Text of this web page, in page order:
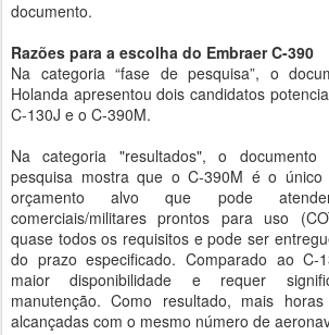
documento.
Razões para a escolha do Embraer C-390
Na categoria “fase de pesquisa”, o
Holanda apresentou dois candidatos
C-130J e o C-390M.
Na categoria "resultados", o
pesquisa mostra que o C-390M é o único
orçamento alvo que pode
comerciais/militares prontos para uso
quase todos os requisitos e pode ser
do prazo especificado. Comparado ao C-
maior disponibilidade e requer
manutenção. Como resultado, mais
alcançadas com o mesmo número de